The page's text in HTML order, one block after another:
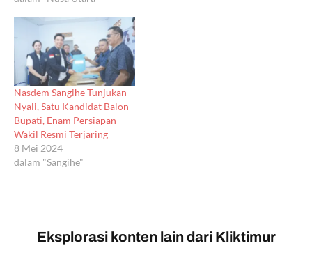
Nasdem Sangihe Tunjukan
Nyali, Satu Kandidat Balon
Bupati, Enam Persiapan
Wakil Resmi Terjaring
8 Mei 2024
dalam "Sangihe"
Eksplorasi konten lain dari Kliktimur